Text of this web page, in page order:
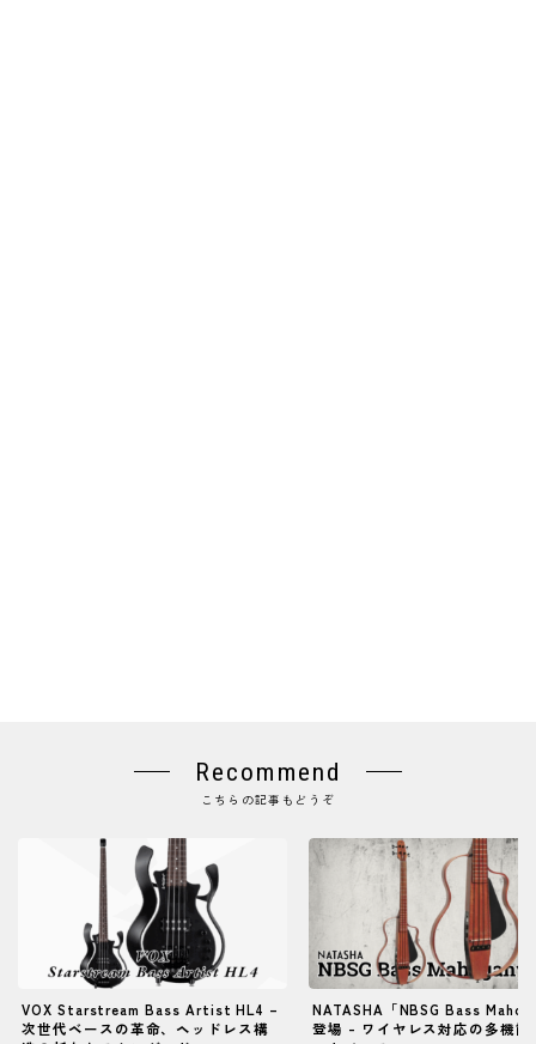
Recommend
こちらの記事もどうぞ
VOX Starstream Bass Artist HL4 –
次世代ベースの革命、ヘッドレス構
NATASHA「NBSG Bass
登場 - ワイヤレス対応の多機能